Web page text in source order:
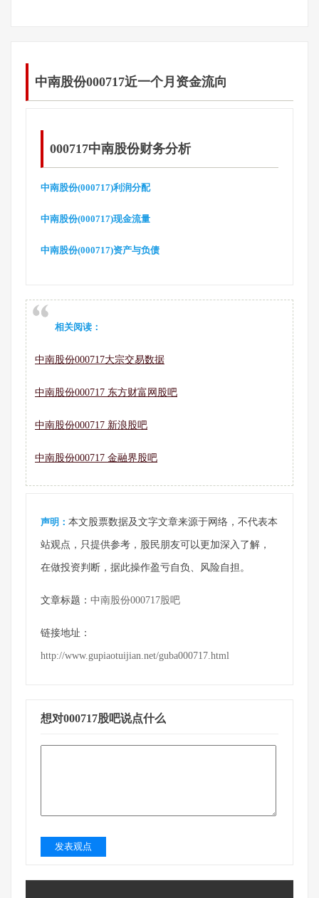
中南股份000717近一个月资金流向
000717中南股份财务分析
中南股份(000717)利润分配
中南股份(000717)现金流量
中南股份(000717)资产与负债
相关阅读：
中南股份000717大宗交易数据
中南股份000717 东方财富网股吧
中南股份000717 新浪股吧
中南股份000717 金融界股吧
声明： 本文股票数据及文字文章来源于网络，不代表本
站观点，只提供参考，股民朋友可以更加深入了解，
在做投资判断，据此操作盈亏自负、风险自担。
文章标题： 中南股份000717股吧
链接地址：
http://www.gupiaotuijian.net/guba000717.html
想对000717股吧说点什么
发表观点